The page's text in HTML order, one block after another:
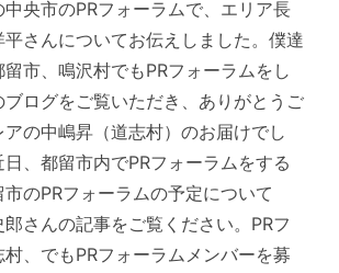
央市のPRフォーラムで、エリア長
平さんについてお伝えしました。僕達
市、鳴沢村でもPRフォーラムをし
ログをご覧いただき、ありがとうご
アの中嶋昇（道志村）のお届けでし
、都留市内でPRフォーラムをする
のPRフォーラムの予定について
さんの記事をご覧ください。PRフ
、でもPRフォーラムメンバーを募